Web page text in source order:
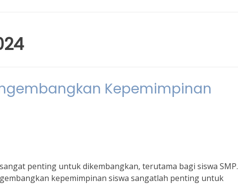
Kepemimpinan
penting untuk dikembangkan, terutama bagi siswa SMP.
kepemimpinan siswa sangatlah penting untuk